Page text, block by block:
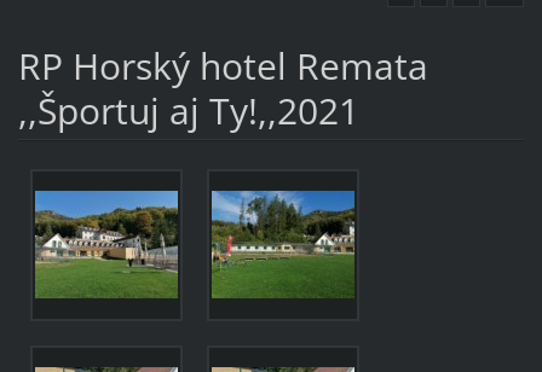
RP Horský hotel Remata
,,Športuj aj Ty!,,2021